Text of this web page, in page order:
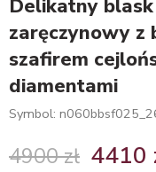
Delikatny
zaręczynowy z
szafirem
diamentami
Symbol:
4900zł 4410